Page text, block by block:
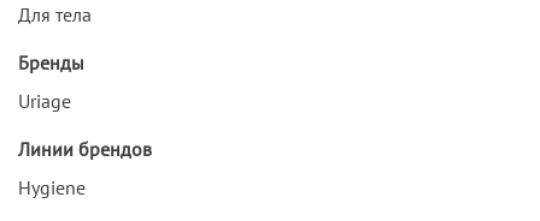
Для тела
Бренды
Uriage
Линии брендов
Hygiene